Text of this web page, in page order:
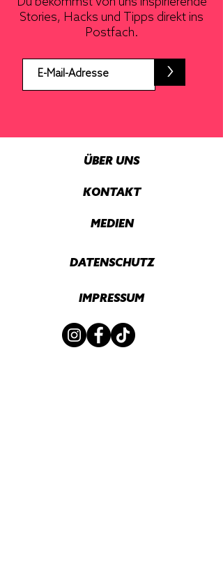
Stories, Hacks und Tipps direkt ins
Postfach.
>
ÜBER UNS
KONTAKT
MEDIEN
DATENSCHUTZ
IMPRESSUM